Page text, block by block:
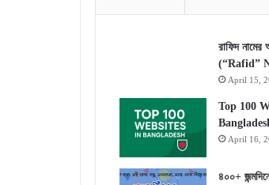
রাফিদ নামের
(“Rafid”
April 15,
Top 100
April 16,
৪০০+